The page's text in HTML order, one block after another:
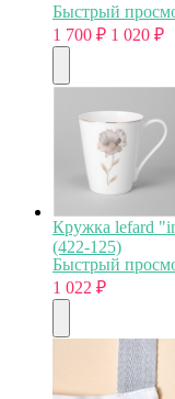
Быстрый
1 700 ₽ 1 020 ₽
Кружка lefard
(422-125)
Быстрый
1 022 ₽